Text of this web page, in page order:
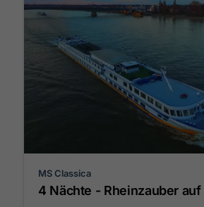
MS Classica
4 Nächte - Rheinzauber